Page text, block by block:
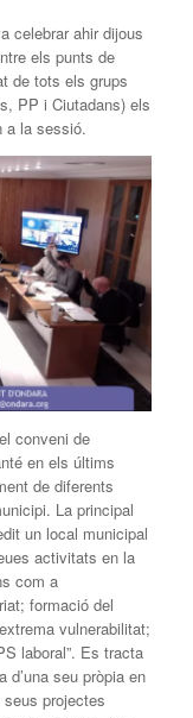
celebrar ahir dijous
els punts de
de tots els grups
PP i Ciutadans) els
a la sessió.
conveni de
en els últims
de diferents
La principal
un local municipal
activitats en la
com a
formació del
vulnerabilitat;
laboral”. Es tracta
d’una seu pròpia en
projectes